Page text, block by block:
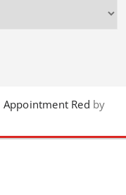
Appointment Red by